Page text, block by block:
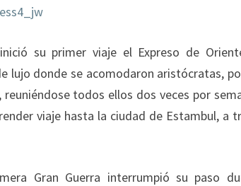
su primer viaje el Expreso de
lujo donde se acomodaron aristócratas,
todos ellos dos veces por
viaje hasta la ciudad de Estambul, a
Gran Guerra interrumpió su paso